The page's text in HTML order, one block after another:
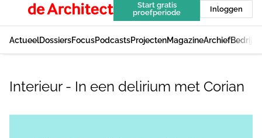
Start gratis
proefperiode
Inloggen
ActueelDossiersFocusPodcastsProjectenMagazineArchief
Interieur - In een delirium met Corian